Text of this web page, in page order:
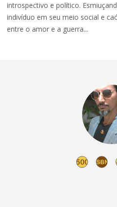
introspectivo e político.
indivíduo em seu meio social e
entre o amor e a guerra...